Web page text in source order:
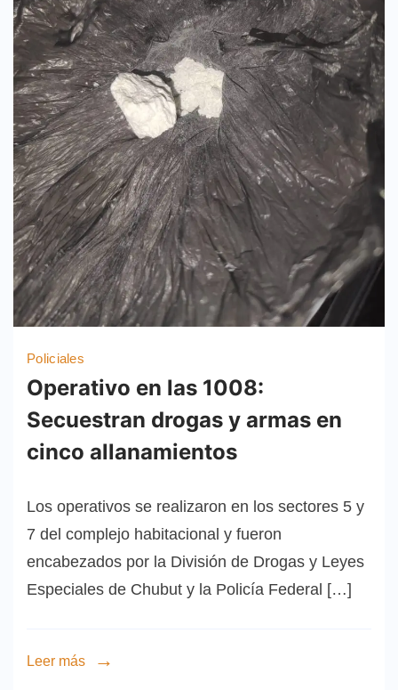
Policiales
Operativo en las 1008:
Secuestran drogas y armas en
cinco allanamientos
Los operativos se realizaron en los sectores 5 y
7 del complejo habitacional y fueron
encabezados por la División de Drogas y Leyes
Especiales de Chubut y la Policía Federal […]
Leer más